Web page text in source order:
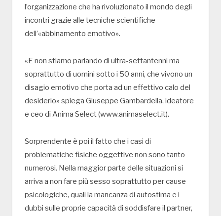
l’organizzazione che ha rivoluzionato il mondo degli
incontri grazie alle tecniche scientifiche
dell’«abbinamento emotivo».
«E non stiamo parlando di ultra-settantenni ma
soprattutto di uomini sotto i 50 anni, che vivono un
disagio emotivo che porta ad un effettivo calo del
desiderio» spiega Giuseppe Gambardella, ideatore
e ceo di Anima Select (www.animaselect.it).
Sorprendente è poi il fatto che i casi di
problematiche fisiche oggettive non sono tanto
numerosi. Nella maggior parte delle situazioni si
arriva a non fare più sesso soprattutto per cause
psicologiche, quali la mancanza di autostima e i
dubbi sulle proprie capacità di soddisfare il partner,